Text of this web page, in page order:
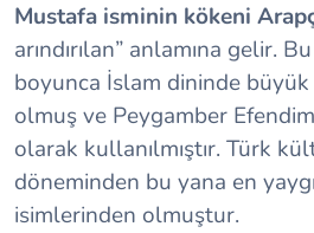
Mustafa isminin kökeni
arındırılan” anlamına gelir.
boyunca İslam dininde
olmuş ve Peygamber
olarak kullanılmıştır. Türk
döneminden bu yana en
isimlerinden olmuştur.